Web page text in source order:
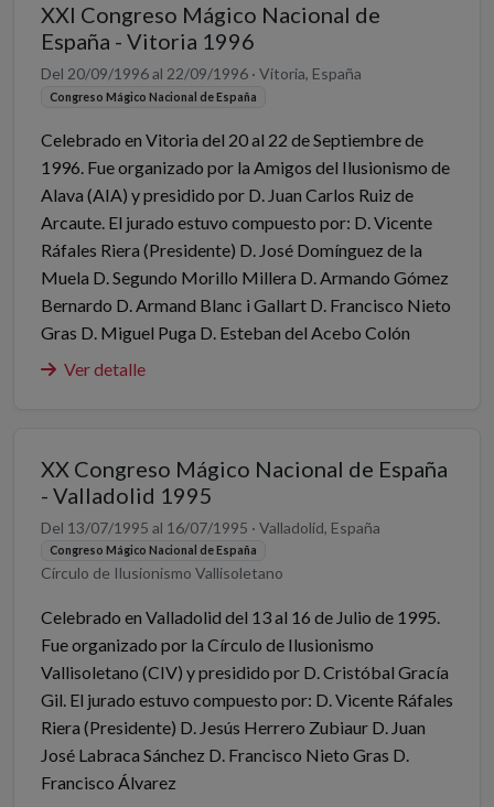
XXI Congreso Mágico Nacional de
España - Vitoria 1996
Del 20/09/1996 al 22/09/1996 · Vitoria, España
Congreso Mágico Nacional de España
Celebrado en Vitoria del 20 al 22 de Septiembre de
1996. Fue organizado por la Amigos del Ilusionismo de
Alava (AIA) y presidido por D. Juan Carlos Ruiz de
Arcaute. El jurado estuvo compuesto por: D. Vicente
Ráfales Riera (Presidente) D. José Domínguez de la
Muela D. Segundo Morillo Millera D. Armando Gómez
Bernardo D. Armand Blanc i Gallart D. Francisco Nieto
Gras D. Miguel Puga D. Esteban del Acebo Colón
Ver detalle
XX Congreso Mágico Nacional de España
- Valladolid 1995
Del 13/07/1995 al 16/07/1995 · Valladolid, España
Congreso Mágico Nacional de España
Círculo de Ilusionismo Vallisoletano
Celebrado en Valladolid del 13 al 16 de Julio de 1995.
Fue organizado por la Círculo de Ilusionismo
Vallisoletano (CIV) y presidido por D. Cristóbal Gracía
Gil. El jurado estuvo compuesto por: D. Vicente Ráfales
Riera (Presidente) D. Jesús Herrero Zubiaur D. Juan
José Labraca Sánchez D. Francisco Nieto Gras D.
Francisco Álvarez